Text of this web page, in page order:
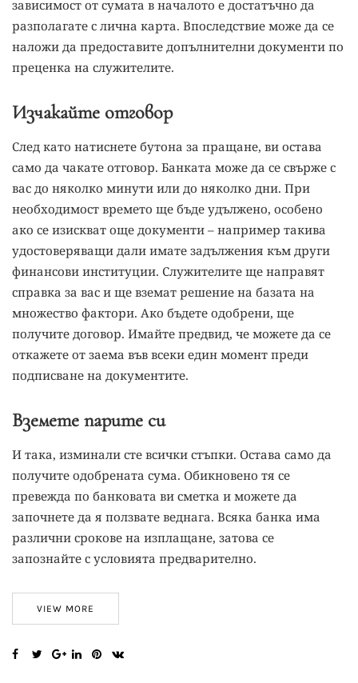
зависимост от сумата в началото е достатъчно да
разполагате с лична карта. Впоследствие може да се
наложи да предоставите допълнителни документи по
преценка на служителите.
Изчакайте отговор
След като натиснете бутона за пращане, ви остава
само да чакате отговор. Банката може да се свърже с
вас до няколко минути или до няколко дни. При
необходимост времето ще бъде удължено, особено
ако се изискват още документи – например такива
удостоверяващи дали имате задължения към други
финансови институции. Служителите ще направят
справка за вас и ще вземат решение на базата на
множество фактори. Ако бъдете одобрени, ще
получите договор. Имайте предвид, че можете да се
откажете от заема във всеки един момент преди
подписване на документите.
Вземете парите си
И така, изминали сте всички стъпки. Остава само да
получите одобрената сума. Обикновено тя се
превежда по банковата ви сметка и можете да
започнете да я ползвате веднага. Всяка банка има
различни срокове на изплащане, затова се
запознайте с условията предварително.
VIEW MORE